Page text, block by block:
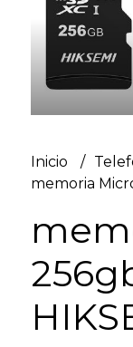
Inicio
memoria